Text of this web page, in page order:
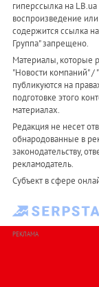
гиперссылка на
воспроизведение
содержится ссылка
Группа" запрещено.
Материалы, которые
"Новости компаний" /
публикуются на
подготовке этого
материалах.
Редакция не несет
обнародованные в
законодательству,
рекламодатель.
Субъект в сфере
РЕКЛАМА